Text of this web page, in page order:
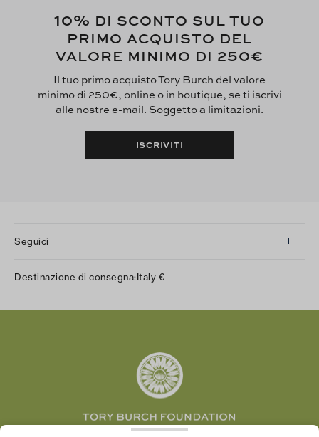
10% DI SCONTO SUL TUO
PRIMO ACQUISTO DEL
VALORE MINIMO DI 250€
Il tuo primo acquisto Tory Burch del valore
minimo di 250€, online o in boutique, se ti iscrivi
alle nostre e-mail. Soggetto a limitazioni.
ISCRIVITI
Seguici
Twitter
Destinazione di consegna:Italy €